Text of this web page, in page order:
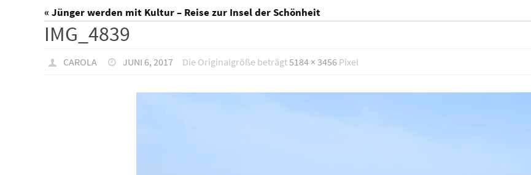
« Jünger werden mit Kultur – Reise zur Insel der Schönheit
IMG_4839
CAROLA JUNI 6, 2017 Die Originalgröße beträgt5184 × 3456 Pixel